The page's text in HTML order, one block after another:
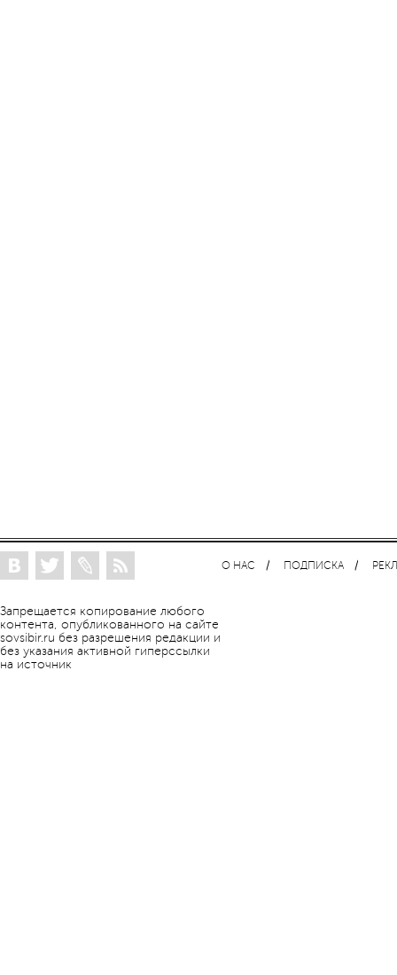
Запрещается копирование любого
контента, опубликованного на сайте
sovsibir.ru без разрешения редакции и
без указания активной гиперссылки
на источник
О НАС ПОДПИСКА